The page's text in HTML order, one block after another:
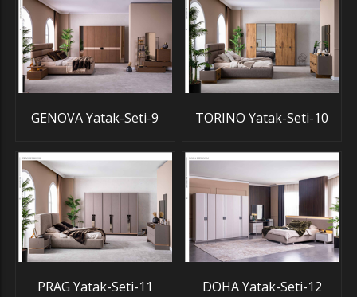
GENOVA Yatak-Seti-9 TORINO Yatak-Seti-10
PRAG Yatak-Seti-11 DOHA Yatak-Seti-12